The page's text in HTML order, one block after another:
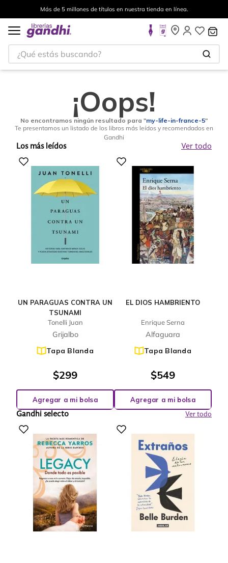
Más de 5 millones de títulos en nuestra tienda en línea.
¿Qué estás buscando?
¡Oops!
No encontramos ningún resultado para "my-life-in-france-5"
Te presentamos un listado de los libros más leídos y recomendados en
Gandhi
Los más leídos Ver todo
UN PARAGUAS CONTRA UN
TSUNAMI
Tonelli Juan
Grijalbo
Tapa Blanda
$299
Agregar a mi bolsa
EL DIOS HAMBRIENTO
Enrique Serna
Alfaguara
Tapa Blanda
$549
Agregar a mi bolsa
Gandhi selecto
Ver todo